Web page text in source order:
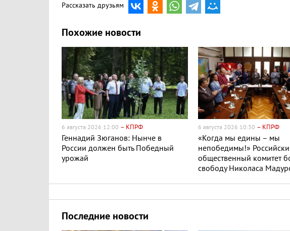
Рассказать друзьям
Похожие новости
6 августа 2026 12:00 – КПРФ
Геннадий Зюганов: Нынче в
России должен быть Победный
урожай
6 августа 2026 10:30 – КПРФ
«Когда мы едины – мы
непобедимы!»
общественный комитет
свободу Николаса
Последние новости